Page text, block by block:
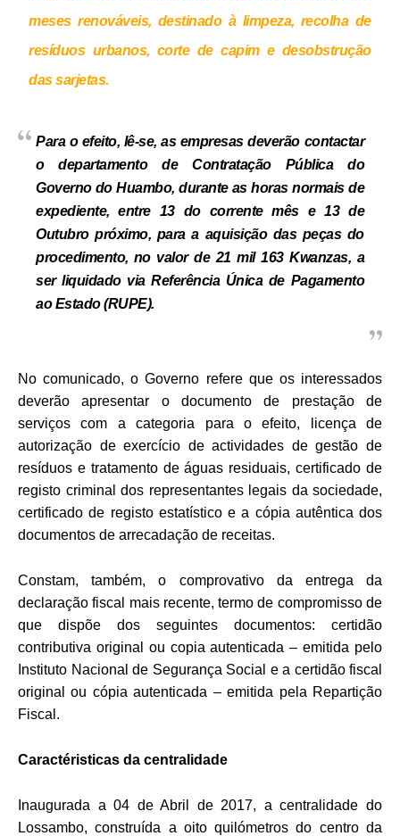
meses renováveis, destinado à limpeza, recolha de
resíduos urbanos, corte de capim e desobstrução
das sarjetas.
Para o efeito, lê-se, as empresas deverão contactar
o departamento de Contratação Pública do
Governo do Huambo, durante as horas normais de
expediente, entre 13 do corrente mês e 13 de
Outubro próximo, para a aquisição das peças do
procedimento, no valor de 21 mil 163 Kwanzas, a
ser liquidado via Referência Única de Pagamento
ao Estado (RUPE).
No comunicado, o Governo refere que os interessados
deverão apresentar o documento de prestação de
serviços com a categoria para o efeito, licença de
autorização de exercício de actividades de gestão de
resíduos e tratamento de águas residuais, certificado de
registo criminal dos representantes legais da sociedade,
certificado de registo estatístico e a cópia autêntica dos
documentos de arrecadação de receitas.
Constam, também, o comprovativo da entrega da
declaração fiscal mais recente, termo de compromisso de
que dispõe dos seguintes documentos: certidão
contributiva original ou copia autenticada – emitida pelo
Instituto Nacional de Segurança Social e a certidão fiscal
original ou cópia autenticada – emitida pela Repartição
Fiscal.
Caractéristicas da centralidade
Inaugurada a 04 de Abril de 2017, a centralidade do
Lossambo, construída a oito quilómetros do centro da